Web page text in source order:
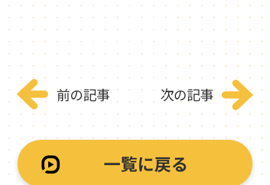
前の記事
一覧に戻る
次の記事